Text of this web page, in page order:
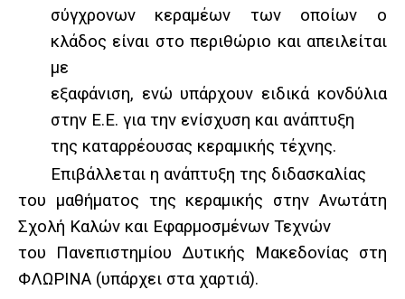
σύγχρονων κεραμέων των οποίων ο
κλάδος είναι στο περιθώριο και απειλείται
με
εξαφάνιση, ενώ υπάρχουν ειδικά κονδύλια
στην Ε.Ε. για την ενίσχυση και ανάπτυξη
της καταρρέουσας κεραμικής τέχνης.
Επιβάλλεται η ανάπτυξη της διδασκαλίας
του μαθήματος της κεραμικής στην Ανωτάτη
Σχολή Καλών και Εφαρμοσμένων Τεχνών
του Πανεπιστημίου Δυτικής Μακεδονίας στη
ΦΛΩΡΙΝΑ (υπάρχει στα χαρτιά).